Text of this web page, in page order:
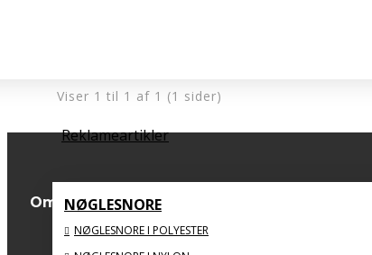
Reklameartikler
NØGLESNORE
NØGLESNORE I POLYESTER
Viser 1 til 1 af 1 (1 sider)
Om os